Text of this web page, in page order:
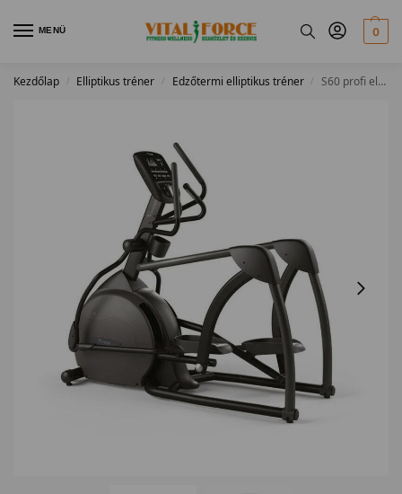
MENÜ 0
Kezdőlap / Elliptikus tréner / Edzőtermi elliptikus tréner / S60 profi elliptikus tréner